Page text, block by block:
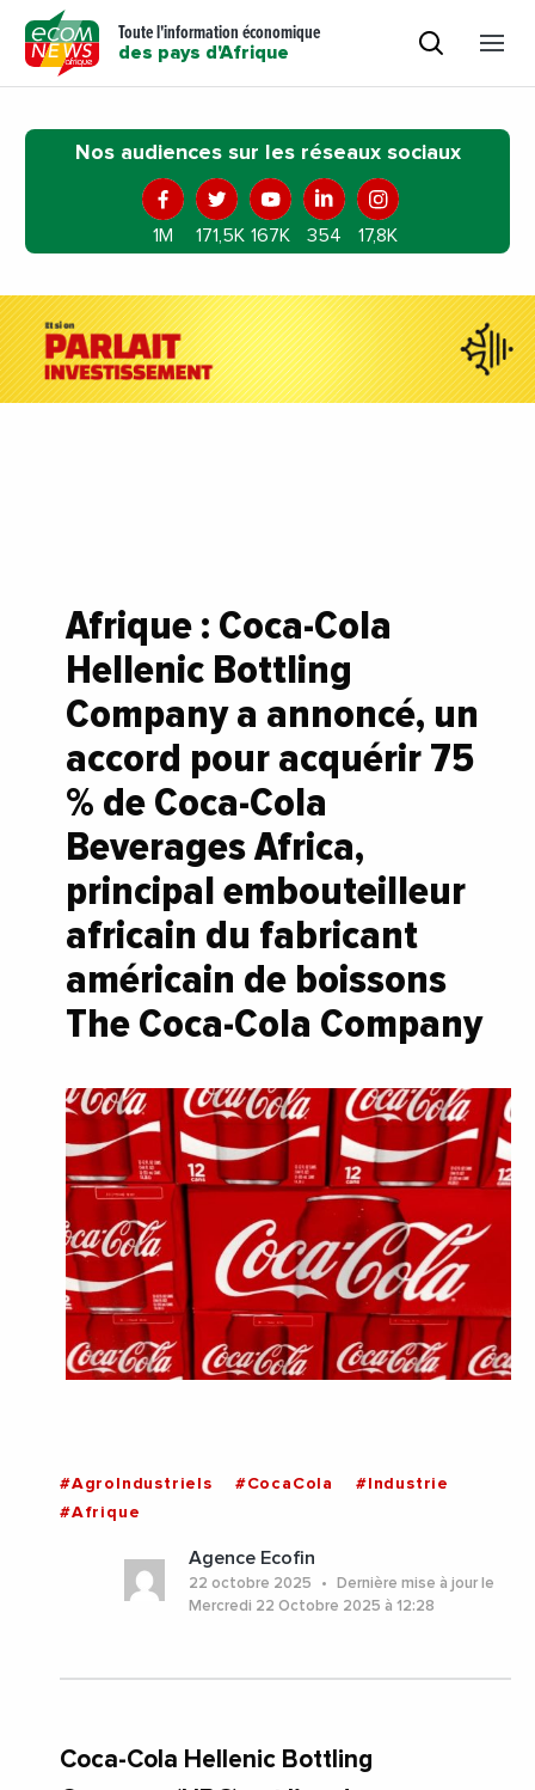
Toute l'information économique
des pays d'Afrique
Nos audiences sur les réseaux sociaux
1M 171,5K 167K 354 17,8K
Afrique : Coca-Cola
Hellenic Bottling
Company a annoncé, un
accord pour acquérir 75
% de Coca-Cola
Beverages Africa,
principal embouteilleur
africain du fabricant
américain de boissons
The Coca-Cola Company
#AgroIndustriels #CocaCola
#Industrie
#Afrique
Agence Ecofin
22 octobre 2025
Dernière mise à jour le
Mercredi 22 Octobre 2025 à 12:28
Coca-Cola Hellenic Bottling